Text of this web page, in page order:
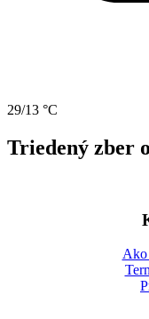
29/13 °C
Triedený zber
Ako